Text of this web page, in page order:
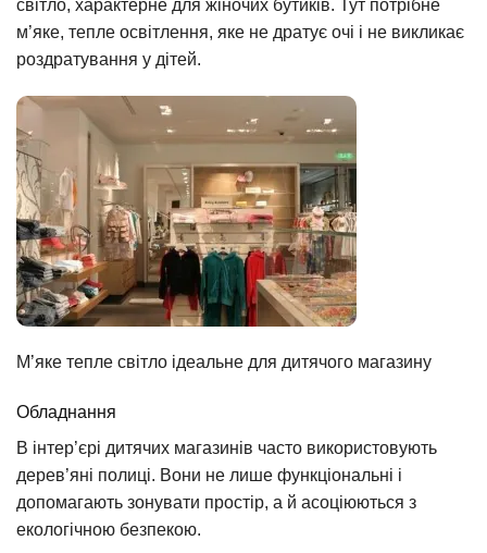
світло, характерне для жіночих бутиків. Тут потрібне
м’яке, тепле освітлення, яке не дратує очі і не викликає
роздратування у дітей.
М’яке тепле світло ідеальне для дитячого магазину
Обладнання
В інтер’єрі дитячих магазинів часто використовують
дерев’яні полиці. Вони не лише функціональні і
допомагають зонувати простір, а й асоціюються з
екологічною безпекою.